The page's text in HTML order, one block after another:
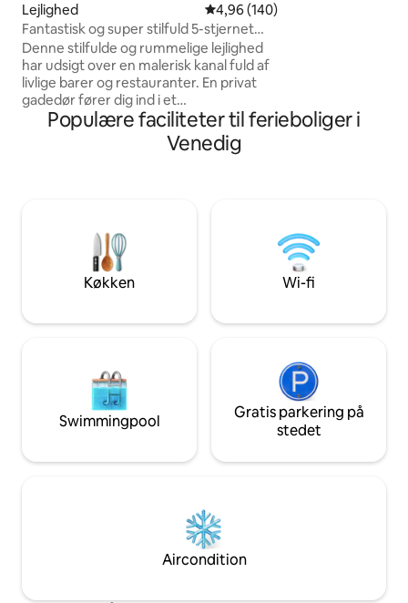
Lejlighed 4,96 ud af 5 i gennemsnitlig
4,96 (140)
Fantastisk og super stilfuld 5-stjernet
lejlighed ved kanalen!
Denne stilfulde og rummelige lejlighed
har udsigt over en malerisk kanal fuld af
livlige barer og restauranter. En privat
gadedør fører dig ind i et
forsyningsområde i stueetagen
(vaskemaskine og tørretumbler), og
ovenpå kommer du ind i et fantastisk
badeværelser, et med et luksuriøst
fritstående badekar. Vi har også en
dobbelt behagelig dobbelt sovesofa i
stuen, hvor der kan sove to.
stedet at være.
Populære faciliteter til ferieboliger i
Venedig
Køkken Wi-fi
Swimmingpool
Gratis parkering på
stedet
Aircondition